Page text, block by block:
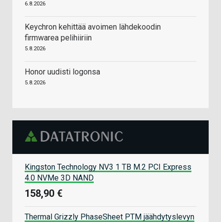
6.8.2026
Keychron kehittää avoimen lähdekoodin
firmwarea pelihiiriin
5.8.2026
Honor uudisti logonsa
5.8.2026
Kingston Technology NV3 1 TB M.2 PCI Express
4.0 NVMe 3D NAND
158,90 €
Thermal Grizzly PhaseSheet PTM jäähdytyslevyn